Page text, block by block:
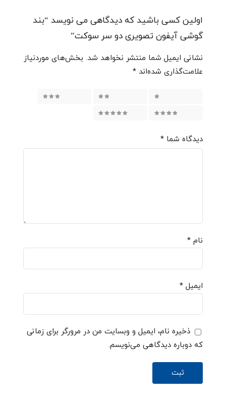
اولین کسی باشید که دیدگاهی می نویسد “بند
گوشی آیفون تصویری دو سر سوکت”
نشانی ایمیل شما منتشر نخواهد شد. بخش‌های موردنیاز
علامت‌گذاری شده‌اند *
دیدگاه شما *
نام *
ایمیل *
ذخیره نام، ایمیل و وبسایت من در مرورگر برای زمانی
که دوباره دیدگاهی می‌نویسم.